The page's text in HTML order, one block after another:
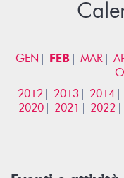
GEN FEB MAR
2012
2013 2014
2020
2021 2022